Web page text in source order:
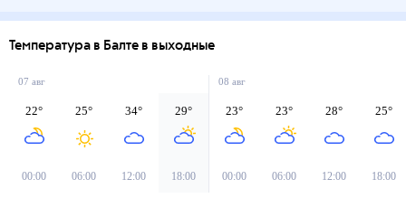
Температура в Балте в выходные
07 авг
22°
00:00
25°
06:00
34°
12:00
29°
18:00
08 авг
23°
00:00
23°
06:00
28°
12:00
25°
18:00